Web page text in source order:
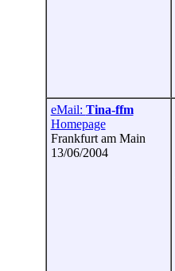
eMail: Tina-ffm
Homepage
Frankfurt am Main
13/06/2004